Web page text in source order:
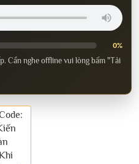
0%
Cần nghe offline vui lòng bấm "Tải